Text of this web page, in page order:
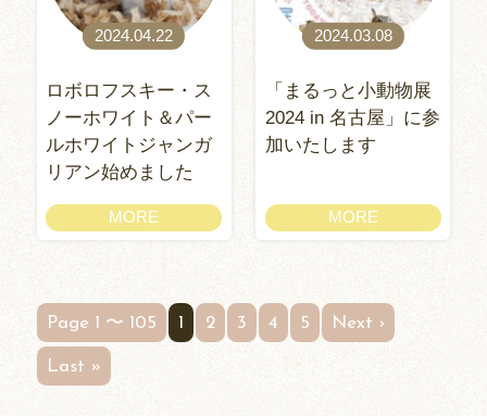
2024.04.22
ロボロフスキー・ス
ノーホワイト＆パー
ルホワイトジャンガ
リアン始めました
MORE
2024.03.08
「まるっと小動物展
2024 in 名古屋」に参
加いたします
MORE
Page 1 〜 105 1 2 3 4 5 Next ›
Last »